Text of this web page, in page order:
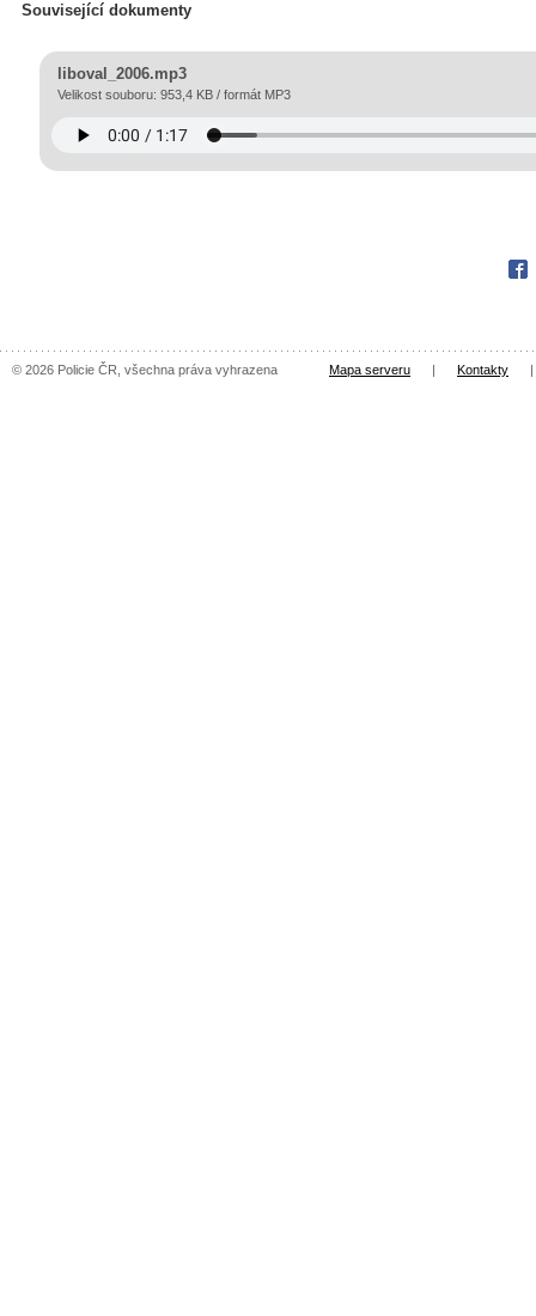
Související dokumenty
liboval_2006.mp3
Velikost souboru: 953,4 KB / formát MP3
© 2026 Policie ČR, všechna práva vyhrazena Mapa serveru | Kontakty |